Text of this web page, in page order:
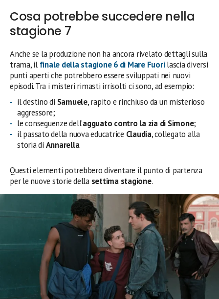
Cosa potrebbe succedere nella
stagione 7
Anche se la produzione non ha ancora rivelato dettagli sulla
trama, il finale dellastagione 6 di Mare Fuorilascia diversi
punti aperti che potrebbero essere sviluppati nei nuovi
episodi. Tra i misteri rimasti irrisolti ci sono, ad esempio:
il destino di Samuele, rapito e rinchiuso da un misterioso
aggressore;
le conseguenze dell’agguato contro la zia di Simone;
il passato della nuova educatrice Claudia, collegato alla
storia di Annarella.
Questi elementi potrebbero diventare il punto di partenza
per le nuove storie della settima stagione.